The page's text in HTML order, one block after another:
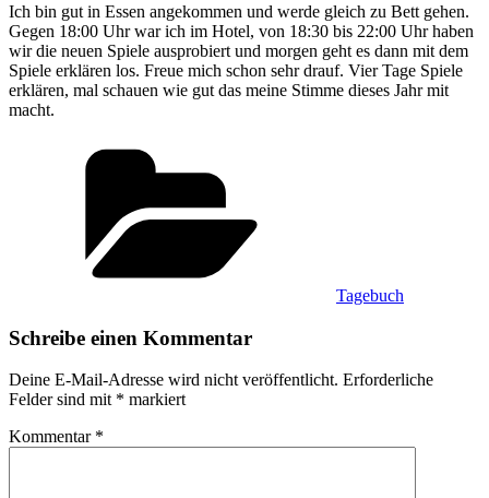
Ich bin gut in Essen angekommen und werde gleich zu Bett gehen.
Gegen 18:00 Uhr war ich im Hotel, von 18:30 bis 22:00 Uhr haben
wir die neuen Spiele ausprobiert und morgen geht es dann mit dem
Spiele erklären los. Freue mich schon sehr drauf. Vier Tage Spiele
erklären, mal schauen wie gut das meine Stimme dieses Jahr mit
macht.
Tagebuch
Schreibe einen Kommentar
Deine E-Mail-Adresse wird nicht veröffentlicht. Erforderliche
Felder sind mit * markiert
Kommentar *